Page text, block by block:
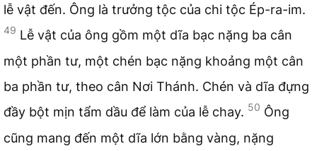
lễ vật đến. Ông là trưởng tộc của chi tộc Ép-ra-im.
49 Lễ vật của ông gồm một dĩa bạc nặng ba cân
một phần tư, một chén bạc nặng khoảng một cân
ba phần tư, theo cân Nơi Thánh. Chén và dĩa đựng
đầy bột mịn tẩm dầu để làm của lễ chay. 50 Ông
cũng mang đến một dĩa lớn bằng vàng, nặng